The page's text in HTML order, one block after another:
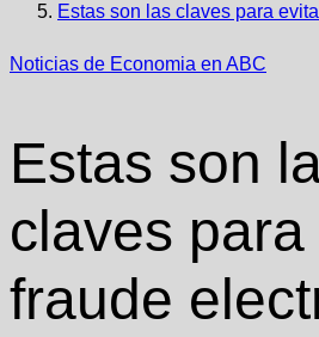
Estas son las claves para
Noticias de Economia en ABC
Estas son
claves
fraude